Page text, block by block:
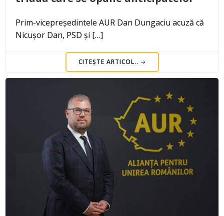
Prim-vicepreședintele AUR Dan Dungaciu acuză că
Nicușor Dan, PSD și […]
CITEȘTE ARTICOL..